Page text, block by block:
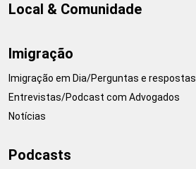
Local & Comunidade
Imigração
Imigração em Dia/Perguntas e respostas
Entrevistas/Podcast com Advogados
Notícias
Podcasts